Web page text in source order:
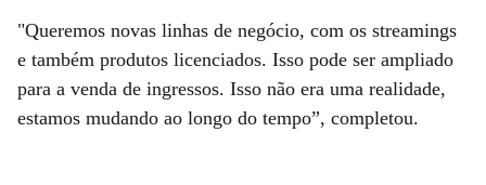
"Queremos novas linhas de negócio, com os streamings
e também produtos licenciados. Isso pode ser ampliado
para a venda de ingressos. Isso não era uma realidade,
estamos mudando ao longo do tempo”, completou.